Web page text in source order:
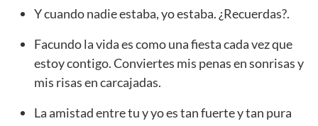
Y cuando nadie estaba, yo estaba. ¿Recuerdas?.
Facundo la vida es como una fiesta cada vez que
estoy contigo. Conviertes mis penas en sonrisas y
mis risas en carcajadas.
La amistad entre tu y yo es tan fuerte y tan pura